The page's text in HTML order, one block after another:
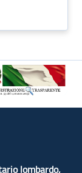
lombardo,